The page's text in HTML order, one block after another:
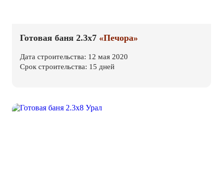
Готовая баня 2.3х7 «Печора»
Дата строительства: 12 мая 2020
Срок строительства: 15 дней